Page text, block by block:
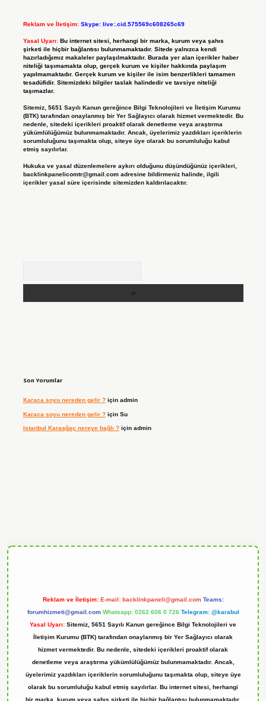
Reklam ve İletişim: Skype: live:.cid.575569c608265c69
Yasal Uyarı: Bu internet sitesi, herhangi bir marka, kurum veya şahıs
şirketi ile hiçbir bağlantısı bulunmamaktadır. Sitede yalnızca kendi
hazırladığımız makaleler paylaşılmaktadır. Burada yer alan içerikler haber
niteliği taşımamakta olup, gerçek kurum ve kişiler hakkında paylaşım
yapılmamaktadır. Gerçek kurum ve kişiler ile isim benzerlikleri tamamen
tesadüfidir. Sitemizdeki bilgiler taslak halindedir ve tavsiye niteliği
taşımazlar.
Sitemiz, 5651 Sayılı Kanun gereğince Bilgi Teknolojileri ve İletişim Kurumu
(BTK) tarafından onaylanmış bir Yer Sağlayıcı olarak hizmet vermektedir. Bu
nedenle, sitedeki içerikleri proaktif olarak denetleme veya araştırma
yükümlülüğümüz bulunmamaktadır. Ancak, üyelerimiz yazdıkları içeriklerin
sorumluluğunu taşımakta olup, siteye üye olarak bu sorumluluğu kabul
etmiş sayılırlar.
Hukuka ve yasal düzenlemelere aykırı olduğunu düşündüğünüz içerikleri,
backlinkpanelicomtr@gmail.comadresine bildirmeniz halinde, ilgili
içerikler yasal süre içerisinde sitemizden kaldırılacaktır.
Son Yorumlar
Karaca soyu nereden gelir ?için admin
Karaca soyu nereden gelir ?için Su
Istanbul Karaağaç nereye bağlı ?için admin
Reklam ve İletişim: E-mail: backlinkpaneli@gmail.com Teams:
forumhizmeti@gmail.com Whatsapp: 0262 606 0 726 Telegram: @karabul
Yasal Uyarı: Sitemiz, 5651 Sayılı Kanun gereğince Bilgi Teknolojileri ve
İletişim Kurumu (BTK) tarafından onaylanmış bir Yer Sağlayıcı olarak
hizmet vermektedir. Bu nedenle, sitedeki içerikleri proaktif olarak
denetleme veya araştırma yükümlülüğümüz bulunmamaktadır. Ancak,
üyelerimiz yazdıkları içeriklerin sorumluluğunu taşımakta olup, siteye üye
olarak bu sorumluluğu kabul etmiş sayılırlar. Bu internet sitesi, herhangi
bir marka, kurum veya şahıs şirketi ile hiçbir bağlantısı bulunmamaktadır.